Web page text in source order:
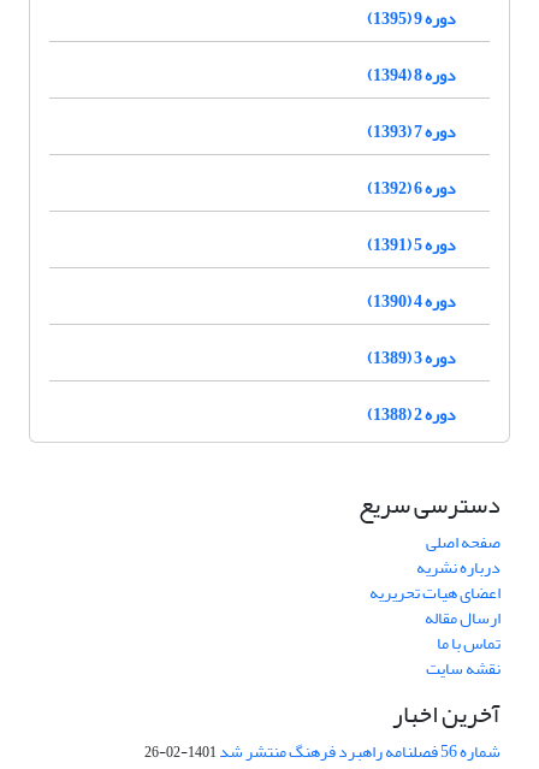
دوره 9 (1395)
دوره 8 (1394)
دوره 7 (1393)
دوره 6 (1392)
دوره 5 (1391)
دوره 4 (1390)
دوره 3 (1389)
دوره 2 (1388)
دسترسی سریع
صفحه اصلی
درباره نشریه
اعضای هیات تحریریه
ارسال مقاله
تماس با ما
نقشه سایت
آخرین اخبار
شماره 56 فصلنامه راهبرد فرهنگ منتشر شد 1401-02-26